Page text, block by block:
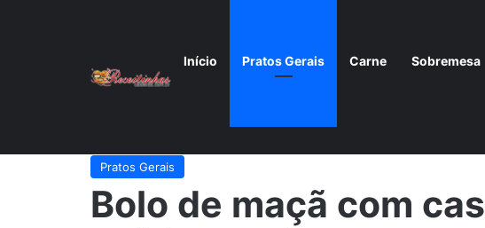
Início Pratos Gerais Carne Sobremesa
Bolo de maçã com casca fácil e prático de fazer
Pratos Gerais
Bolo de maçã com